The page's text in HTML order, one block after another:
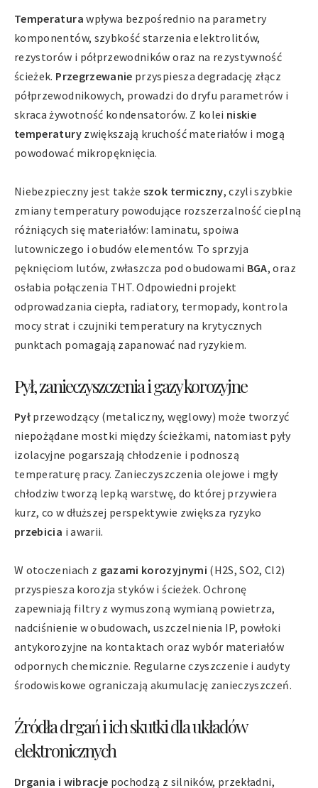
Temperatura wpływa bezpośrednio na parametry
komponentów, szybkość starzenia elektrolitów,
rezystorów i półprzewodników oraz na rezystywność
ścieżek. Przegrzewanie przyspiesza degradację złącz
półprzewodnikowych, prowadzi do dryfu parametrów i
skraca żywotność kondensatorów. Z kolei niskie
temperaturyzwiększają kruchość materiałów i mogą
powodować mikropęknięcia.
Niebezpieczny jest także szok termiczny, czyli szybkie
zmiany temperatury powodujące rozszerzalność cieplną
różniących się materiałów: laminatu, spoiwa
lutowniczego i obudów elementów. To sprzyja
pęknięciom lutów, zwłaszcza pod obudowami BGA, oraz
osłabia połączenia THT. Odpowiedni projekt
odprowadzania ciepła, radiatory, termopady, kontrola
mocy strat i czujniki temperatury na krytycznych
punktach pomagają zapanować nad ryzykiem.
Pył, zanieczyszczenia i gazy korozyjne
Pył przewodzący (metaliczny, węglowy) może tworzyć
niepożądane mostki między ścieżkami, natomiast pyły
izolacyjne pogarszają chłodzenie i podnoszą
temperaturę pracy. Zanieczyszczenia olejowe i mgły
chłodziw tworzą lepką warstwę, do której przywiera
kurz, co w dłuższej perspektywie zwiększa ryzyko
przebicia i awarii.
W otoczeniach z gazami korozyjnymi (H2S, SO2, Cl2)
przyspiesza korozja styków i ścieżek. Ochronę
zapewniają filtry z wymuszoną wymianą powietrza,
nadciśnienie w obudowach, uszczelnienia IP, powłoki
antykorozyjne na kontaktach oraz wybór materiałów
odpornych chemicznie. Regularne czyszczenie i audyty
środowiskowe ograniczają akumulację zanieczyszczeń.
Źródła drgań i ich skutki dla układów
elektronicznych
Drgania i wibracje pochodzą z silników, przekładni,